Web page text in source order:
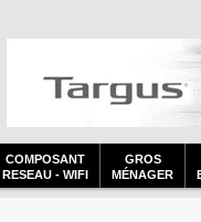
COMPOSANT
RESEAU - WIFI
GROS
MÉNAGER